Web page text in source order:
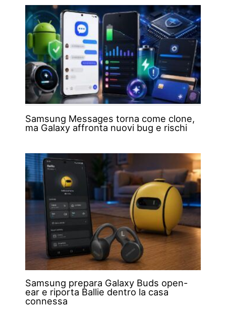
Samsung Messages torna come clone,
ma Galaxy affronta nuovi bug e rischi
Samsung prepara Galaxy Buds open-
ear e riporta Ballie dentro la casa
connessa